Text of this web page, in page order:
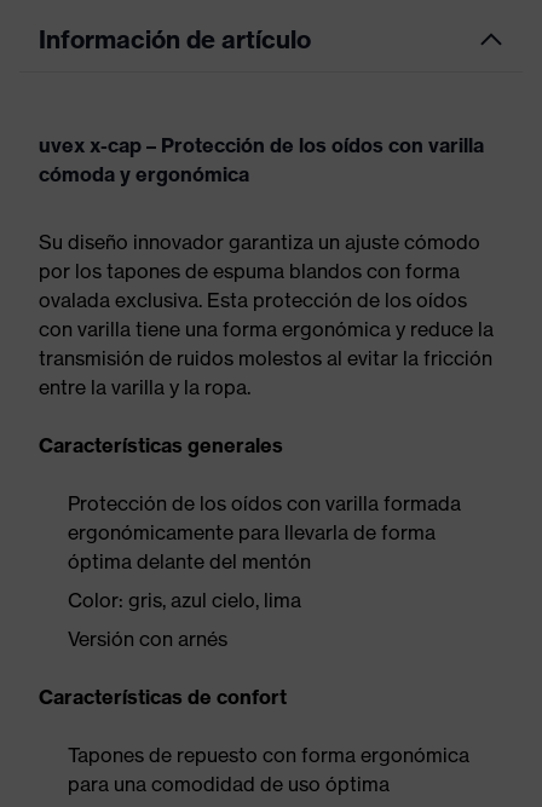
Información de artículo
uvex x-cap – Protección de los oídos con varilla
cómoda y ergonómica
Su diseño innovador garantiza un ajuste cómodo
por los tapones de espuma blandos con forma
ovalada exclusiva. Esta protección de los oídos
con varilla tiene una forma ergonómica y reduce la
transmisión de ruidos molestos al evitar la fricción
entre la varilla y la ropa.
Características generales
Protección de los oídos con varilla formada
ergonómicamente para llevarla de forma
óptima delante del mentón
Color: gris, azul cielo, lima
Versión con arnés
Características de confort
Tapones de repuesto con forma ergonómica
para una comodidad de uso óptima